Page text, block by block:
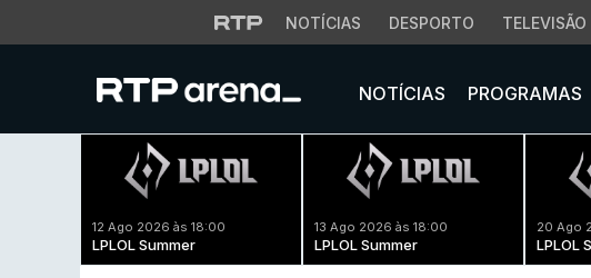
NOTÍCIAS DESPORTO TELEVISÃO
NOTÍCIAS PROGRAMAS
12 Ago 2026 às 18:00
LPLOL Summer
13 Ago 2026 às 18:00
LPLOL Summer
20 Ago
LPLOL